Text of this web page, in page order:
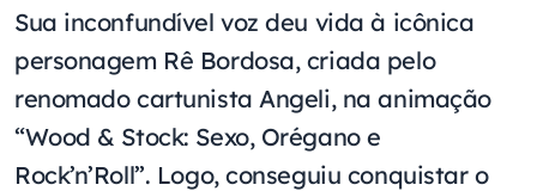
Sua inconfundível voz deu vida à icônica
personagem Rê Bordosa, criada pelo
renomado cartunista Angeli, na animação
“Wood & Stock: Sexo, Orégano e
Rock’n’Roll”. Logo, conseguiu conquistar o